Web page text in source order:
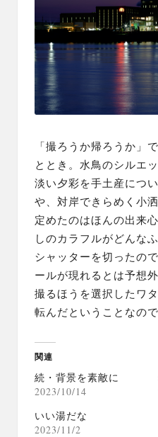
「撮ろうか帰ろうか」
ととき。 水鳥のシルエ
淡い夕彩を手土産につ
や、対岸できらめく小
定めたのはほんの出来
しのカラフルがどんな
シャッターを切ったの
ールが現れるとは予想
撮るほうを選択したワ
転んだということなので
関連
続・背景を素敵に
2023/10/14
いい湯だな
2023/11/2